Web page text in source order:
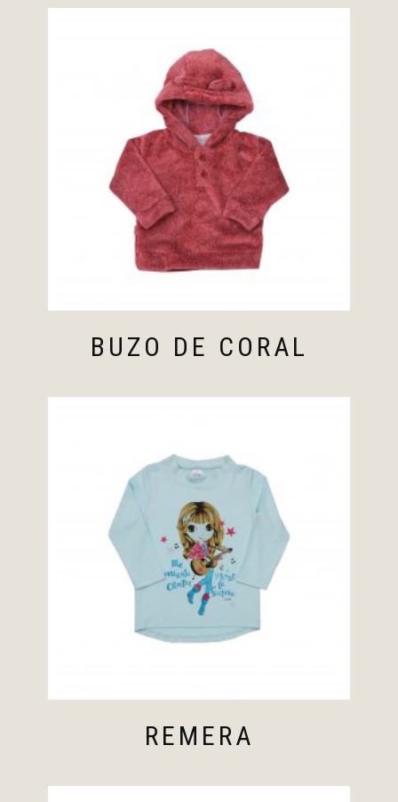
BUZO DE CORAL
REMERA